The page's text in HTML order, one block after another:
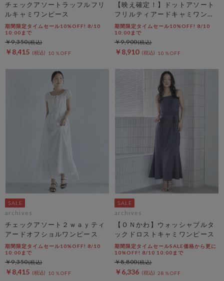
チェックアソートラッフルフリ
ルキャミワンピース
期間限定タイムセール10%OFF! 8/10
10:00まで
￥8,415 10％OFF
￥9,350
【映え確定！】ドットアソート
フリルティアードキャミワンピ
ース
期間限定タイムセール10%OFF! 8/10
10:00まで
￥8,910 10％OFF
￥9,900
archives
チェックアソート２ｗａｙティ
アードオフショルワンピース
期間限定タイムセール10%OFF! 8/10
10:00まで
￥8,415 10％OFF
￥9,350
archives
【ＯＮかわ】ウォッシャブルタ
ックドロストキャミワンピース
期間限定タイムセールSALE価格から更に
10%OFF! 8/10 10:00まで
￥6,336 28％OFF
￥8,800